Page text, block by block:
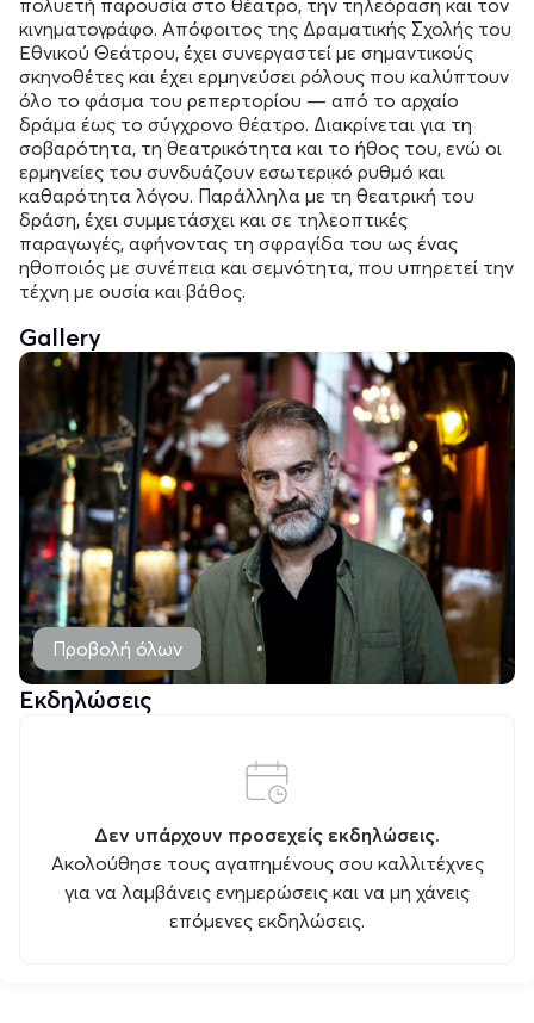
πολυετή παρουσία στο θέατρο, την τηλεόραση και τον
κινηματογράφο. Απόφοιτος της Δραματικής Σχολής του
Εθνικού Θεάτρου, έχει συνεργαστεί με σημαντικούς
σκηνοθέτες και έχει ερμηνεύσει ρόλους που καλύπτουν
όλο το φάσμα του ρεπερτορίου — από το αρχαίο
δράμα έως το σύγχρονο θέατρο. Διακρίνεται για τη
σοβαρότητα, τη θεατρικότητα και το ήθος του, ενώ οι
ερμηνείες του συνδυάζουν εσωτερικό ρυθμό και
καθαρότητα λόγου. Παράλληλα με τη θεατρική του
δράση, έχει συμμετάσχει και σε τηλεοπτικές
παραγωγές, αφήνοντας τη σφραγίδα του ως ένας
ηθοποιός με συνέπεια και σεμνότητα, που υπηρετεί την
τέχνη με ουσία και βάθος.
Gallery
Προβολή όλων
Εκδηλώσεις
Δεν υπάρχουν προσεχείς εκδηλώσεις.
Ακολούθησε τους αγαπημένους σου καλλιτέχνες
για να λαμβάνεις ενημερώσεις και να μη χάνεις
επόμενες εκδηλώσεις.